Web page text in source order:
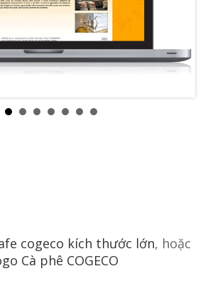
cogeco kích thước lớn, hoặc
Cà phê COGECO